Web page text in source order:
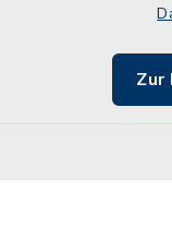
Zur